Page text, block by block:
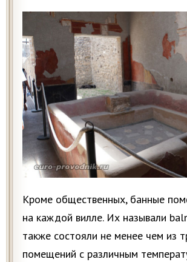
Кроме общественных, банные
на каждой вилле. Их называли
также состояли не менее чем из
помещений с различным